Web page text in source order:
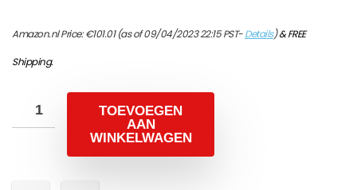
Amazon.nl Price:€101.01(as of 09/04/2023 22:15 PST-Details)&FREE
Shipping.
TOEVOEGEN
AAN
WINKELWAGEN